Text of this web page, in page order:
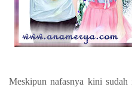
Meskipun nafasnya kini